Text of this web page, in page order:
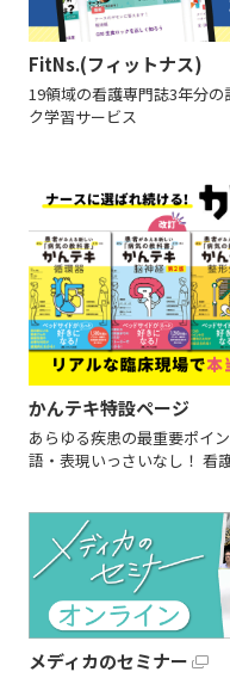
FitNs.(フィットナス)
19領域の看護専門誌3年分
ク学習サービス
かんテキ特設ページ
あらゆる疾患の最重要ポイ
語・表現いっさいなし！ 看
メディカのセミナー